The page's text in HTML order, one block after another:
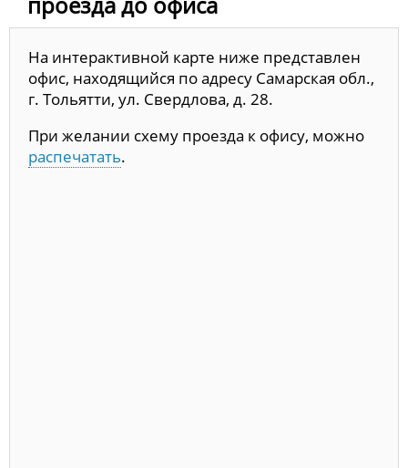
На интерактивной карте ниже представлен
офис, находящийся по адресу Самарская обл.,
г. Тольятти, ул. Свердлова, д. 28.
При желании схему проезда к офису, можно
распечатать.